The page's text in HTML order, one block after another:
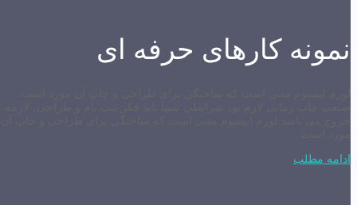
نمونه کارهای حرفه ای
ادامه مطلب